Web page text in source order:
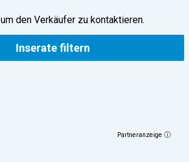
um den Verkäufer zu kontaktieren.
Inserate filtern
Partneranzeige ⓘ